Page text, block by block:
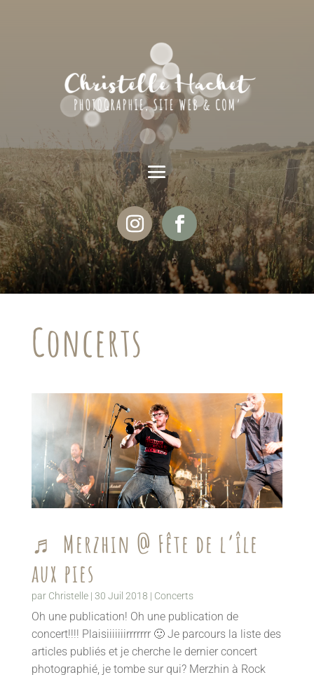
Concerts
♬ Merzhin @ Fête de l’île
aux pies
par Christelle| 30 Juil 2018 | Concerts
Oh une publication! Oh une publication de
concert!!!! Plaisiiiiiiirrrrrrr 🙂 Je parcours la liste des
articles publiés et je cherche le dernier concert
photographié, je tombe sur qui? Merzhin à Rock